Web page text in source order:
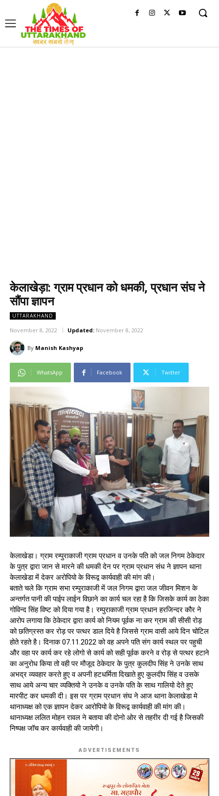
केलाखेड़ा: ग्राम प्रधान को धमकी, प्रधान संघ ने
सौंपा ज्ञापन
UTTARAKHAND
November 8, 2022 Updated: November 8, 2022
By Manish Kashyap
WhatsApp Facebook Twitter
केलाखेडा। ग्राम रम्पुराकाजी ग्राम प्रधान व उनके पति को जल निगम ठेकेदार
के पुत्र द्वारा जान से मारने की धमकी देन पर ग्राम प्रधान संध ने ज्ञापन थाना
केलाखेडा में देकर अरोपियो के विरूद्व कार्यवाही की मांग की।
बताते चले कि ग्राम सभा रम्पुराकाजी में जल निगम द्वारा जल जीवन मिशन के
अन्तर्गत पानी की पाईप लाईन विछाने का कार्य चल रहा है कि जिसके कार्य का ठेका
गोविन्द सिंह विष्ट को दिया गया है। रम्पुराकाजी ग्राम प्रधान हरजिन्दर कौर ने
आरोप लगाया कि ठेकेदार द्वारा कार्य को नियम पूर्वक ना कर ग्राम की सीसी रोड़
को छतिग्रस्त कर रोड़ पर पत्थर डाल दिये है जिससे ग्राम वासी आये दिन चोटिल
होते रहते है। दिनाक 07.11.2022 को वह अपने पति संग कार्य स्थल पर पहुची
और वहा पर कार्य कर रहे लोगो से कार्य को सही पूर्वक करने व रोड़ से पत्थर हटाने
का अनुरोध किया तो वही पर मौजूद ठेकेदार के पुत्र कुलदीप सिंह ने उनके साथ
अभद्र व्यवहार करते हुए व अपनी हटधर्मिता दिखाते हुए कुलदीप सिंह व उसके
साथ आये अन्य चार व्यक्तियो ने उनके व उनके पति के साथ गालियो देते हुए
मारपीट कर धमकी दी। इस पर ग्राम प्रधान संघ ने आज थाना केलाखेडा मे
थानाध्यक्ष को एक ज्ञापन देकर आरोपियो के विरूद्व कार्यवाही की मांग की।
थानाध्यक्ष ललित मोहन रावल ने बताया की दोनो ओर से तहरीर दी गई है जिसकी
निष्पक्ष जॉच कर कार्यवाही की जायेगी।
ADVERTISEMENTS